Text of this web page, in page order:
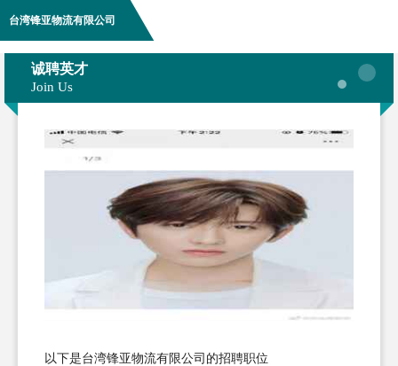
台湾锋亚物流有限公司
诚聘英才
Join Us
以下是台湾锋亚物流有限公司的招聘职位